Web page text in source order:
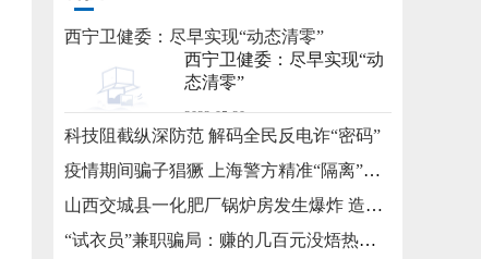
西宁卫健委：尽早实现“动态清零”
西宁卫健委：尽早实现“动
态清零”
2022-05-20
科技阻截纵深防范 解码全民反电诈“密码”
疫情期间骗子猖獗 上海警方精准“隔离”涉疫类诈骗
山西交城县一化肥厂锅炉房发生爆炸 造成3死2伤
“试衣员”兼职骗局：赚的几百元没焐热就被骗走几万元